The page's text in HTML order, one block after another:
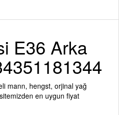
E36 Arka
mann, hengst, orjinal yağ
en uygun fiyat